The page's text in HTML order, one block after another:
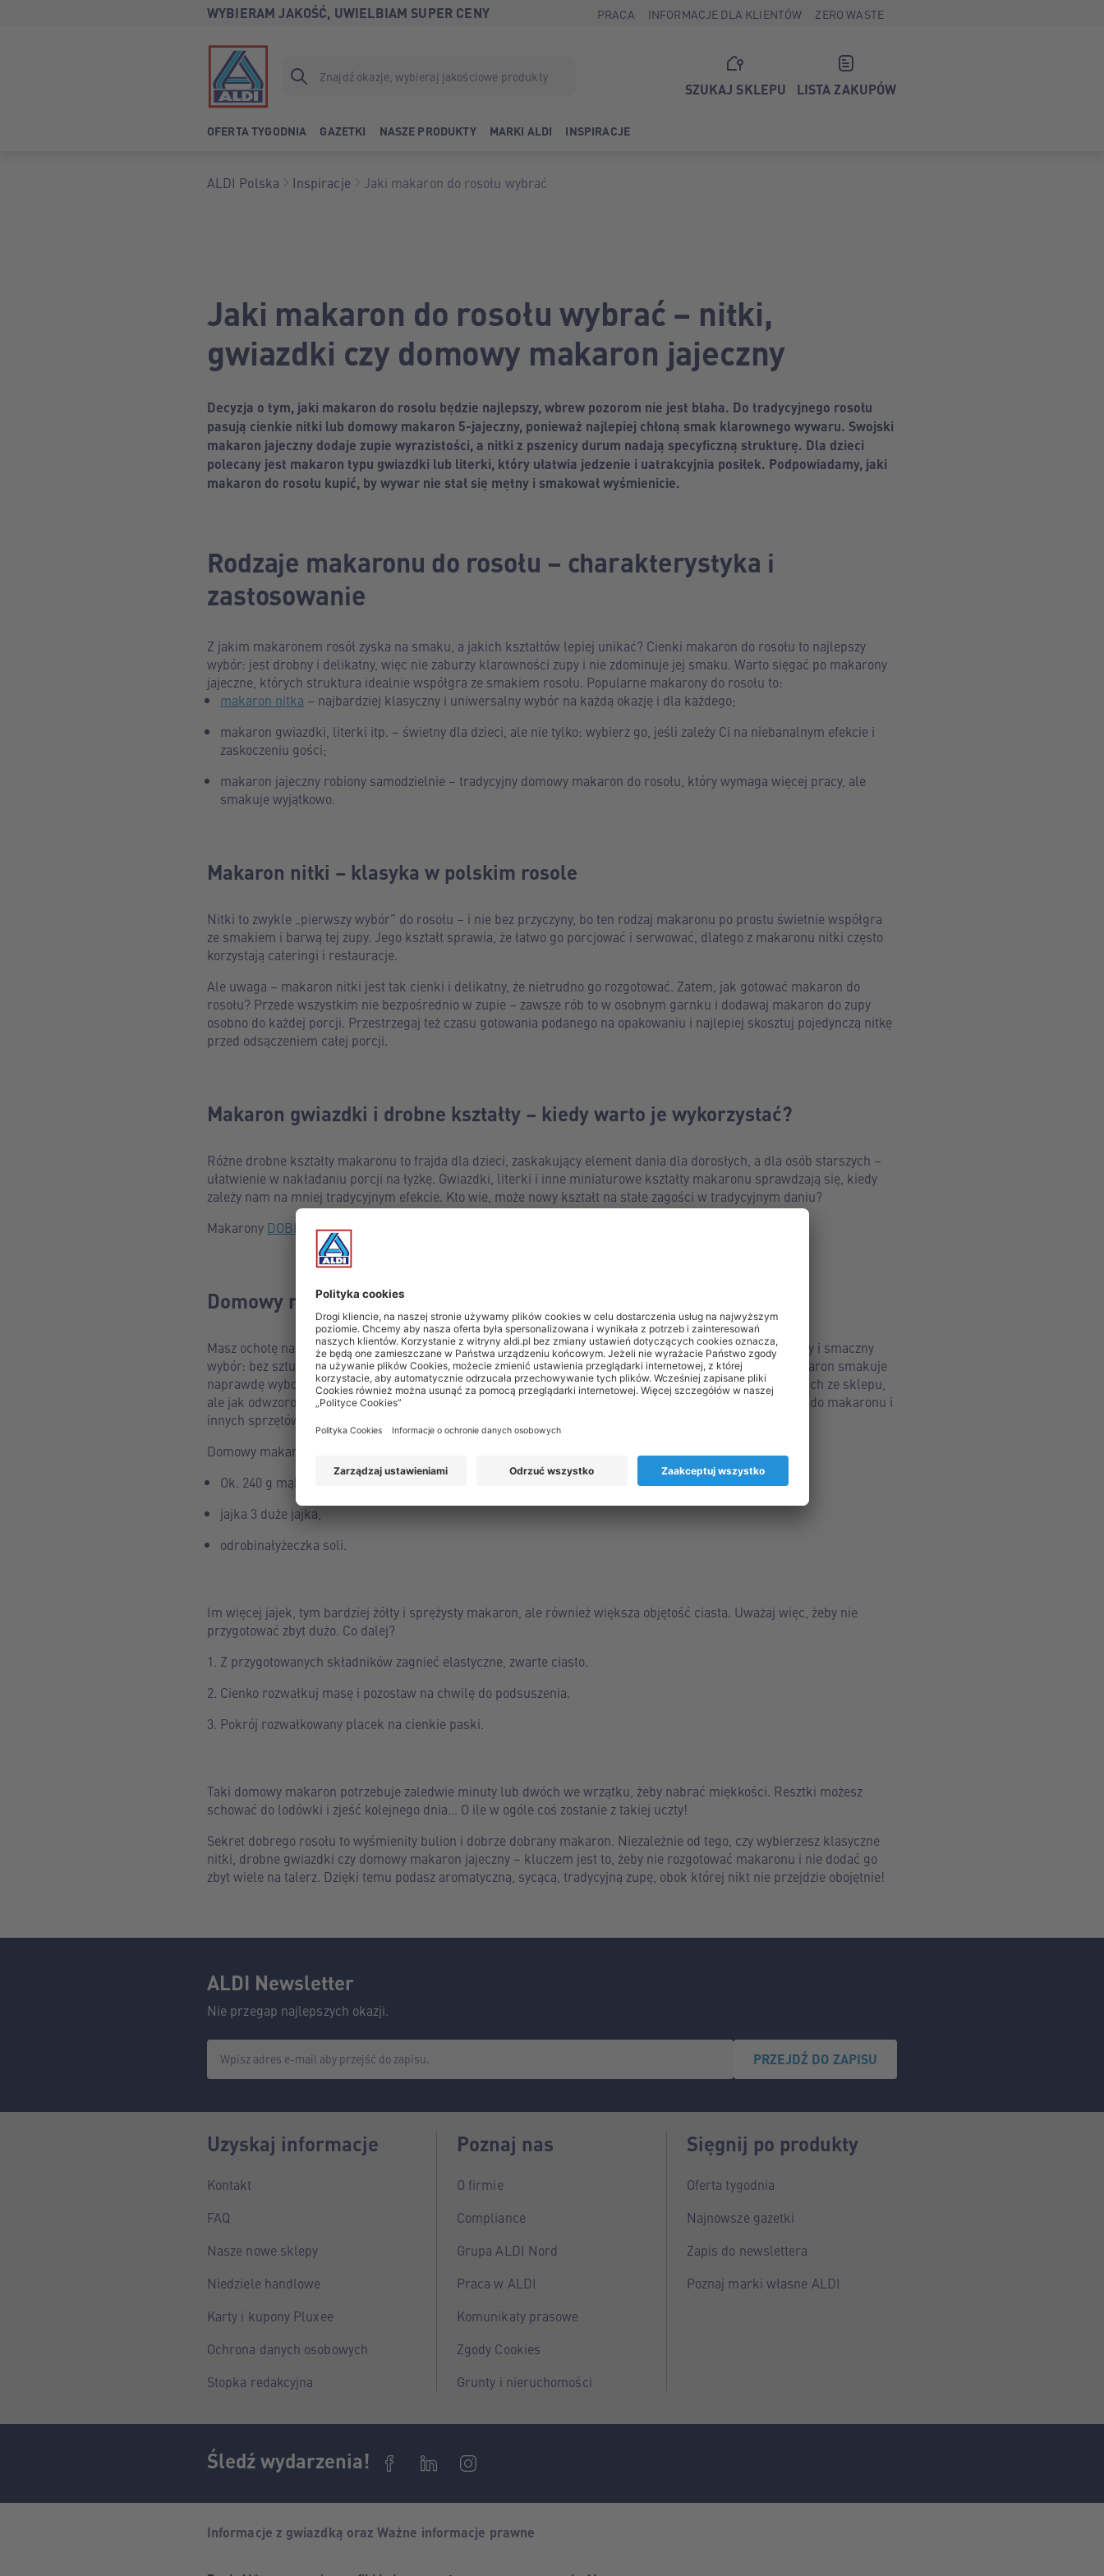
WYBIERAM JAKOŚĆ, UWIELBIAM SUPER CENY PRACA INFORMACJE DLA KLIENTÓW ZERO WASTE
SZUKAJ SKLEPU LISTA ZAKUPÓW
OFERTA TYGODNIA GAZETKI NASZE PRODUKTY MARKI ALDI INSPIRACJE
ALDI Polska Inspiracje Jaki makaron do rosołu wybrać
Jaki makaron do rosołu wybrać – nitki,
gwiazdki czy domowy makaron jajeczny
Decyzja o tym, jaki makaron do rosołu będzie najlepszy, wbrew pozorom nie jest błaha. Do tradycyjnego rosołu
pasują cienkie nitki lub domowy makaron 5-jajeczny, ponieważ najlepiej chłoną smak klarownego wywaru. Swojski
makaron jajeczny dodaje zupie wyrazistości, a nitki z pszenicy durum nadają specyficzną strukturę. Dla dzieci
polecany jest makaron typu gwiazdki lub literki, który ułatwia jedzenie i uatrakcyjnia posiłek. Podpowiadamy, jaki
makaron do rosołu kupić, by wywar nie stał się mętny i smakował wyśmienicie.
Rodzaje makaronu do rosołu – charakterystyka i
zastosowanie
Z jakim makaronem rosół zyska na smaku, a jakich kształtów lepiej unikać? Cienki makaron do rosołu to najlepszy
wybór: jest drobny i delikatny, więc nie zaburzy klarowności zupy i nie zdominuje jej smaku. Warto sięgać po makarony
jajeczne, których struktura idealnie współgra ze smakiem rosołu. Popularne makarony do rosołu to:
makaron nitka – najbardziej klasyczny i uniwersalny wybór na każdą okazję i dla każdego;
makaron gwiazdki, literki itp. – świetny dla dzieci, ale nie tylko: wybierz go, jeśli zależy Ci na niebanalnym efekcie i
zaskoczeniu gości;
makaron jajeczny robiony samodzielnie – tradycyjny domowy makaron do rosołu, który wymaga więcej pracy, ale
smakuje wyjątkowo.
Makaron nitki – klasyka w polskim rosole
Nitki to zwykle „pierwszy wybór” do rosołu – i nie bez przyczyny, bo ten rodzaj makaronu po prostu świetnie współgra
ze smakiem i barwą tej zupy. Jego kształt sprawia, że łatwo go porcjować i serwować, dlatego z makaronu nitki często
korzystają cateringi i restauracje.
Ale uwaga – makaron nitki jest tak cienki i delikatny, że nietrudno go rozgotować. Zatem, jak gotować makaron do
rosołu? Przede wszystkim nie bezpośrednio w zupie – zawsze rób to w osobnym garnku i dodawaj makaron do zupy
osobno do każdej porcji. Przestrzegaj też czasu gotowania podanego na opakowaniu i najlepiej skosztuj pojedynczą nitkę
przed odsączeniem całej porcji.
Makaron gwiazdki i drobne kształty – kiedy warto je wykorzystać?
Różne drobne kształty makaronu to frajda dla dzieci, zaskakujący element dania dla dorosłych, a dla osób starszych –
ułatwienie w nakładaniu porcji na łyżkę. Gwiazdki, literki i inne miniaturowe kształty makaronu sprawdzają się, kiedy
zależy nam na mniej tradycyjnym efekcie. Kto wie, może nowy kształt na stałe zagości w tradycyjnym daniu?
Makarony DOBRE PLONY
Domowy makaron jajeczny – przygotowanie krok po kroku
Masz ochotę na domowy makaron do rosołu, taki, jaki kiedyś babcie i mamy robiły co niedzielę? To zdrowy i smaczny
wybór: bez sztucznych dodatków, konserwantów i innych niepotrzebnych składników. Co ważne: taki makaron smakuje
naprawdę wybornie! Kto raz zakosztuje domowego makaronu, nie poprzestanie już na gotowych produktach ze sklepu,
ale jak odwzorować ten smak z dzieciństwa samodzielnie, we własnej kuchni, bez specjalnych maszynek do makaronu i
innych sprzętów?
Domowy makaron to tylko 3 składniki:
Ok. 240 g mąki pszennej,
jajka 3 duże jajka,
odrobinałyżeczka soli.
Im więcej jajek, tym bardziej żółty i sprężysty makaron, ale również większa objętość ciasta. Uważaj więc, żeby nie
przygotować zbyt dużo. Co dalej?
Z przygotowanych składników zagnieć elastyczne, zwarte ciasto.
Cienko rozwałkuj masę i pozostaw na chwilę do podsuszenia.
Pokrój rozwałkowany placek na cienkie paski.
Taki domowy makaron potrzebuje zaledwie minuty lub dwóch we wrzątku, żeby nabrać miękkości. Resztki możesz
schować do lodówki i zjeść kolejnego dnia… O ile w ogóle coś zostanie z takiej uczty!
Sekret dobrego rosołu to wyśmienity bulion i dobrze dobrany makaron. Niezależnie od tego, czy wybierzesz klasyczne
nitki, drobne gwiazdki czy domowy makaron jajeczny – kluczem jest to, żeby nie rozgotować makaronu i nie dodać go
zbyt wiele na talerz. Dzięki temu podasz aromatyczną, sycącą, tradycyjną zupę, obok której nikt nie przejdzie obojętnie!
ALDI Newsletter
Nie przegap najlepszych okazji.
Wpisz adres e-mail aby przejść do zapisu. PRZEJDŹ DO ZAPISU
Uzyskaj informacje
Kontakt
FAQ
Nasze nowe sklepy
Niedziele handlowe
Karty i kupony Pluxee
Ochrona danych osobowych
Stopka redakcyjna
Poznaj nas
O firmie
Compliance
Grupa ALDI Nord
Praca w ALDI
Komunikaty prasowe
Zgody Cookies
Grunty i nieruchomości
Sięgnij po produkty
Oferta tygodnia
Najnowsze gazetki
Zapis do newslettera
Poznaj marki własne ALDI
Śledź wydarzenia!
Informacje z gwiazdką oraz Ważne informacje prawne